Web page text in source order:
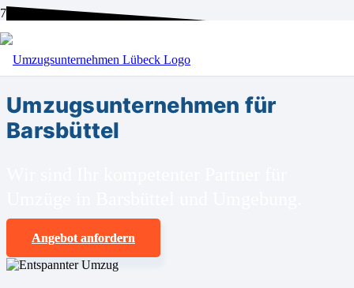
BEI UNS SIND SIE RICHTIG!
Umzugsunternehmen für
Barsbüttel
Angebot anfordern